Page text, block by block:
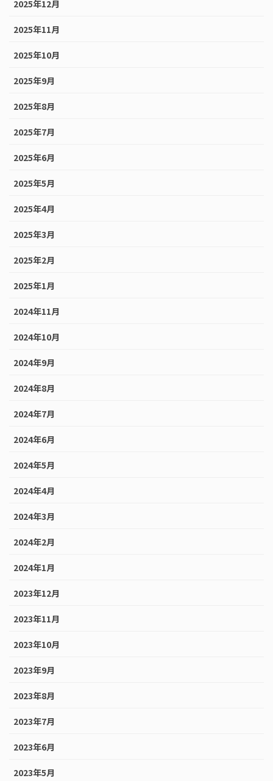
2025年12月
2025年11月
2025年10月
2025年9月
2025年8月
2025年7月
2025年6月
2025年5月
2025年4月
2025年3月
2025年2月
2025年1月
2024年11月
2024年10月
2024年9月
2024年8月
2024年7月
2024年6月
2024年5月
2024年4月
2024年3月
2024年2月
2024年1月
2023年12月
2023年11月
2023年10月
2023年9月
2023年8月
2023年7月
2023年6月
2023年5月